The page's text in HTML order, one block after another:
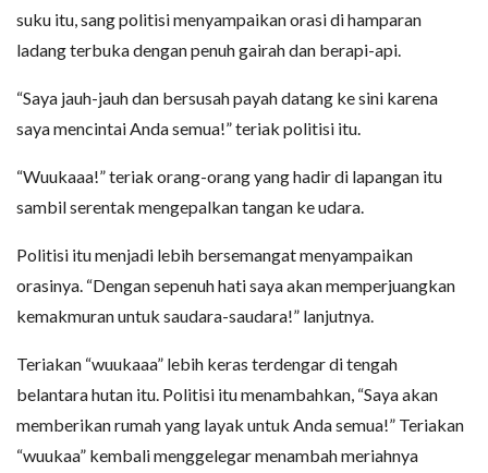
suku itu, sang politisi menyampaikan orasi di hamparan
ladang terbuka dengan penuh gairah dan berapi-api.
“Saya jauh-jauh dan bersusah payah datang ke sini karena
saya mencintai Anda semua!” teriak politisi itu.
“Wuukaaa!” teriak orang-orang yang hadir di lapangan itu
sambil serentak mengepalkan tangan ke udara.
Politisi itu menjadi lebih bersemangat menyampaikan
orasinya. “Dengan sepenuh hati saya akan memperjuangkan
kemakmuran untuk saudara-saudara!” lanjutnya.
Teriakan “wuukaaa” lebih keras terdengar di tengah
belantara hutan itu. Politisi itu menambahkan, “Saya akan
memberikan rumah yang layak untuk Anda semua!” Teriakan
“wuukaa” kembali menggelegar menambah meriahnya